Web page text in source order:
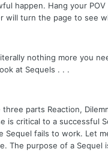
happen. Hang your
will turn the page to see
nothing more you
at Sequels . . .
parts Reaction,
is critical to a successful
Sequel fails to work. Let
The purpose of a Sequel